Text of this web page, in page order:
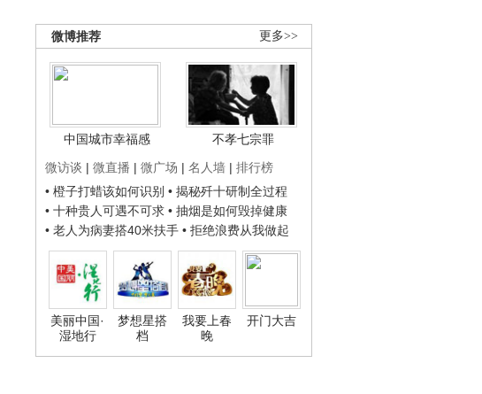
更多>>
微博推荐
中国城市幸福感
不孝七宗罪
微访谈 | 微直播 | 微广场 | 名人墙 | 排行榜
• 橙子打蜡该如何识别 • 揭秘歼十研制全过程
• 十种贵人可遇不可求 • 抽烟是如何毁掉健康
• 老人为病妻搭40米扶手 • 拒绝浪费从我做起
美丽中国·
湿地行
梦想星搭
档
我要上春
晚
开门大吉